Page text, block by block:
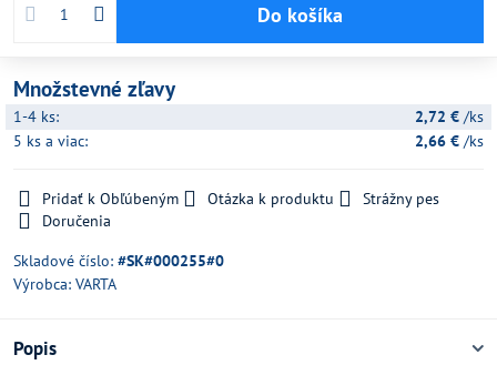
Do košíka
Množstevné zľavy
1-4 ks: 2,72 € /ks
5 ks a viac: 2,66 € /ks
Pridať k Obľúbeným Otázka k produktu
Strážny pes
Doručenia
Skladové číslo: #SK#000255#0
Výrobca: VARTA
Popis